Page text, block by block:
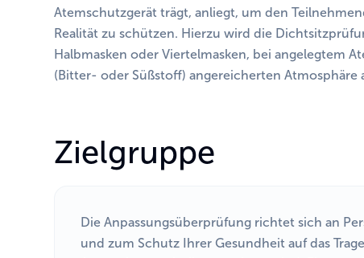
Atemschutzgerät trägt, anliegt, um den
Realität zu schützen. Hierzu wird die
Halbmasken oder Viertelmasken, bei angelegtem
(Bitter- oder Süßstoff) angereicherten Atmosphäre
Zielgruppe
Die Anpassungsüberprüfung richtet sich an
und zum Schutz Ihrer Gesundheit auf das